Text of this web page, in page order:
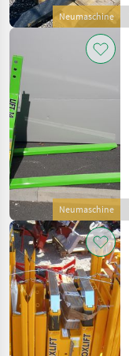
Neumaschine
Neumaschine